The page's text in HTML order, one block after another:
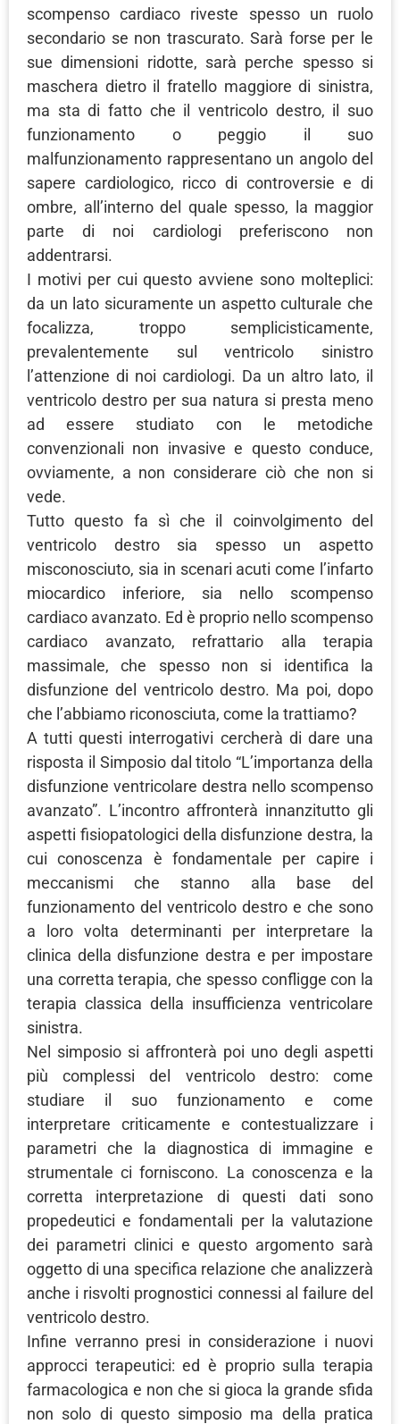
scompenso cardiaco riveste spesso un ruolo
secondario se non trascurato. Sarà forse per le
sue dimensioni ridotte, sarà perche spesso si
maschera dietro il fratello maggiore di sinistra,
ma sta di fatto che il ventricolo destro, il suo
funzionamento o peggio il suo
malfunzionamento rappresentano un angolo del
sapere cardiologico, ricco di controversie e di
ombre, all’interno del quale spesso, la maggior
parte di noi cardiologi preferiscono non
addentrarsi.
I motivi per cui questo avviene sono molteplici:
da un lato sicuramente un aspetto culturale che
focalizza, troppo semplicisticamente,
prevalentemente sul ventricolo sinistro
l’attenzione di noi cardiologi. Da un altro lato, il
ventricolo destro per sua natura si presta meno
ad essere studiato con le metodiche
convenzionali non invasive e questo conduce,
ovviamente, a non considerare ciò che non si
vede.
Tutto questo fa sì che il coinvolgimento del
ventricolo destro sia spesso un aspetto
misconosciuto, sia in scenari acuti come l’infarto
miocardico inferiore, sia nello scompenso
cardiaco avanzato. Ed è proprio nello scompenso
cardiaco avanzato, refrattario alla terapia
massimale, che spesso non si identifica la
disfunzione del ventricolo destro. Ma poi, dopo
che l’abbiamo riconosciuta, come la trattiamo?
A tutti questi interrogativi cercherà di dare una
risposta il Simposio dal titolo “L’importanza della
disfunzione ventricolare destra nello scompenso
avanzato”. L’incontro affronterà innanzitutto gli
aspetti fisiopatologici della disfunzione destra, la
cui conoscenza è fondamentale per capire i
meccanismi che stanno alla base del
funzionamento del ventricolo destro e che sono
a loro volta determinanti per interpretare la
clinica della disfunzione destra e per impostare
una corretta terapia, che spesso confligge con la
terapia classica della insufficienza ventricolare
sinistra.
Nel simposio si affronterà poi uno degli aspetti
più complessi del ventricolo destro: come
studiare il suo funzionamento e come
interpretare criticamente e contestualizzare i
parametri che la diagnostica di immagine e
strumentale ci forniscono. La conoscenza e la
corretta interpretazione di questi dati sono
propedeutici e fondamentali per la valutazione
dei parametri clinici e questo argomento sarà
oggetto di una specifica relazione che analizzerà
anche i risvolti prognostici connessi al failure del
ventricolo destro.
Infine verranno presi in considerazione i nuovi
approcci terapeutici: ed è proprio sulla terapia
farmacologica e non che si gioca la grande sfida
non solo di questo simposio ma della pratica